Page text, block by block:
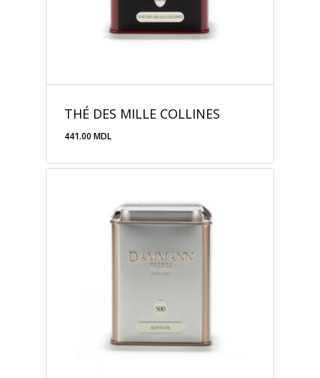
THÉ DES MILLE COLLINES
441.00 MDL